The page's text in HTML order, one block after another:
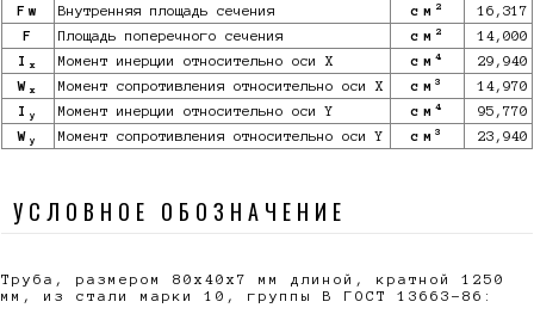
Fw
Внутренняя площадь сечения см 2
16,317
F
Площадь поперечного сечения см 2
14,000
I x Момент инерции относительно оси X см 4
29,940
W x Момент сопротивления относительно оси X см 3
14,970
I y Момент инерции относительно оси Y см 4
95,770
W y Момент сопротивления относительно оси Y см 3 23,940
УСЛОВНОЕ ОБОЗНАЧЕНИЕ
Труба, размером 80х40х7 мм длиной, кратной 1250
мм, из стали марки 10, группы В ГОСТ 13663-86: